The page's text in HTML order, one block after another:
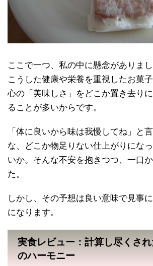
ここで一つ、私の中に懸念がありまし
こうした健康や栄養を重視したお菓
心の「美味しさ」をどこか置き去り
ることが多いからです。
「体に良いから味は我慢してね」と
な、どこか物足りない仕上がりにな
いか。そんな不安を抱きつつ、一口
た。
しかし、その予想は良い意味で見事
になります。
実食レビュー：計算し尽くさ
のハーモニー